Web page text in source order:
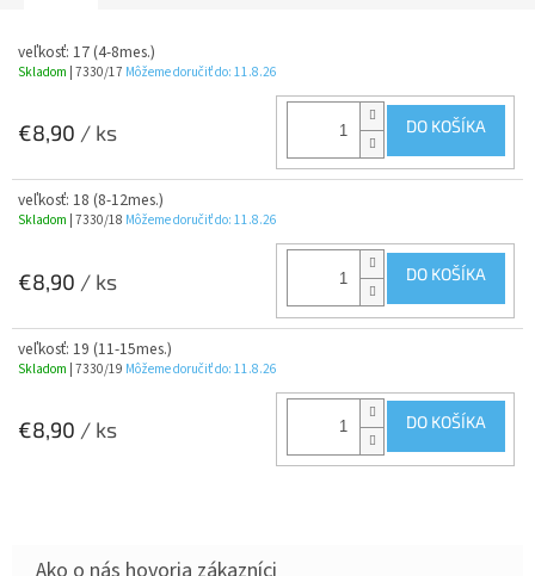
veľkosť: 17 (4-8mes.)
Skladom | 7330/17 Môžeme doručiť do: 11.8.26
€8,90 / ks DO KOŠÍKA
veľkosť: 18 (8-12mes.)
Skladom | 7330/18 Môžeme doručiť do: 11.8.26
€8,90 / ks DO KOŠÍKA
veľkosť: 19 (11-15mes.)
Skladom | 7330/19 Môžeme doručiť do: 11.8.26
€8,90 / ks DO KOŠÍKA